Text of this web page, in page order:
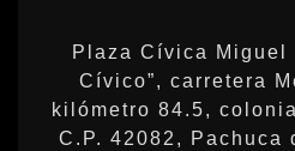
Plaza Cívica Miguel
Cívico”, carretera
kilómetro 84.5,
C.P. 42082, Pachuca